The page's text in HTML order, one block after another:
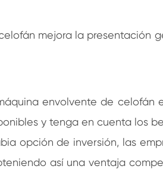
mejora la presentación
envolvente de
y tenga en cuenta los
opción de inversión, las
así una ventaja